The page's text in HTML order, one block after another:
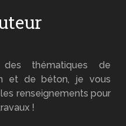
des thématiques de
et de béton, je vous
renseignements pour
!